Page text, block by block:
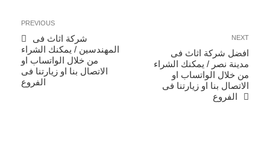
المقالات
Previous
Post
PREVIOUS
شركة اثاث فى
المهندسين / يمكنك الشراء
من خلال الواتساب او
الاتصال بنا او زيارتنا فى
الفروع
Next
NEXT
افضل شركة اثاث فى
مدينة نصر / يمكنك الشراء
من خلال الواتساب او
الاتصال بنا او زيارتنا فى
الفروع